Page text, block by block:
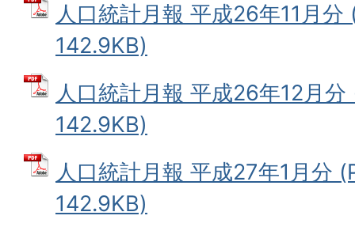
人口統計月報 平成26年11月
142.9KB)
人口統計月報 平成26年12月
142.9KB)
人口統計月報 平成27年1月分
142.9KB)